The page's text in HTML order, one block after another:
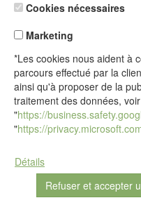
Cookies nécessaires
Marketing
*Les cookies nous aident à
parcours effectué par la
ainsi qu'à proposer de la
traitement des données, voir
"https://
"https://
Détails